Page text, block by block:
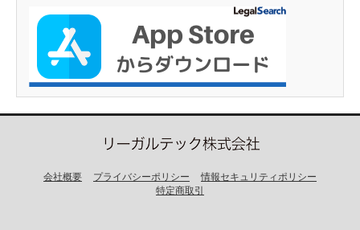
会社概要 プライバシーポリシー
情報セキュリティポリシー
特定商取引